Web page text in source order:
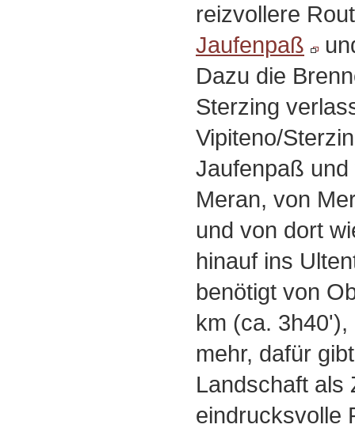
reizvollere
Jaufenpaß
Dazu die
Sterzing
Vipiteno/
Jaufenpaß
Meran, von
und von dort
hinauf ins
benötigt von
km (ca.
mehr, dafür
Landschaft als
eindrucksvolle